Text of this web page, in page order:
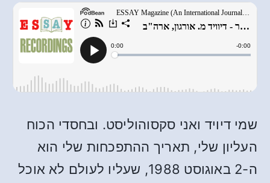
שמי דיויד ואני סקסוהוליסט. ובחסדי הכוח
העליון שלי, תאריך ההתפכחות שלי הוא
ה-2 באוגוסט 1988, שעליו לעולם לא אוכל